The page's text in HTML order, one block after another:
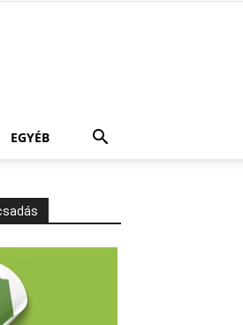
EGYÉB